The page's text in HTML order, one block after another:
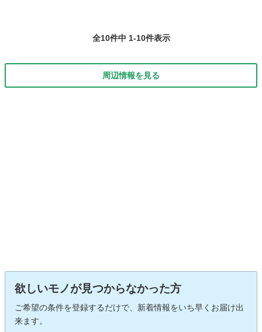
全10件中 1-10件表示
周辺情報を見る
欲しいモノが見つからなかった方
ご希望の条件を登録するだけで、新着情報をいち早くお届け出
来ます。